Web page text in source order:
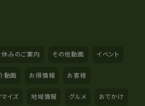
休みのご案内 その他動画 イベント
動画 お得情報 お客様
マイズ 地域情報 グルメ おでかけ